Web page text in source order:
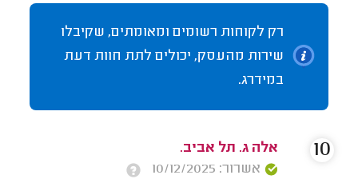
רק לקוחות רשומים ומאומתים, שקיבלו
שירות מהעסק, יכולים לתת חוות דעת
במידרג.
אלה ג. תל אביב.
אשרור: 10/12/2025
10